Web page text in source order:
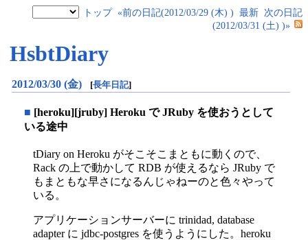
トップ «前の日記(2012/03/29 (木) ) 最新 次の日記
(2012/03/31 (土) )»
HsbtDiary
2012/03/30 (金) [長年日記]
■ [heroku][jruby] Heroku で JRuby を使おうとして
いる途中
tDiary on Heroku がそこそこまともに動くので、
Rack の上で動かして RDB が使えるなら JRuby で
もまともな早さになるんじゃねーのと色々やって
いる。
アプリケーションサーバーに trinidad, database
adapter に jdbc-postgres を使うようにした。heroku